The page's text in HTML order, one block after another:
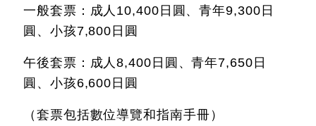
一般套票：成人10,400日圓、青年9,300日
圓、小孩7,800日圓
午後套票：成人8,400日圓、青年7,650日
圓、小孩6,600日圓
（套票包括數位導覽和指南手冊）